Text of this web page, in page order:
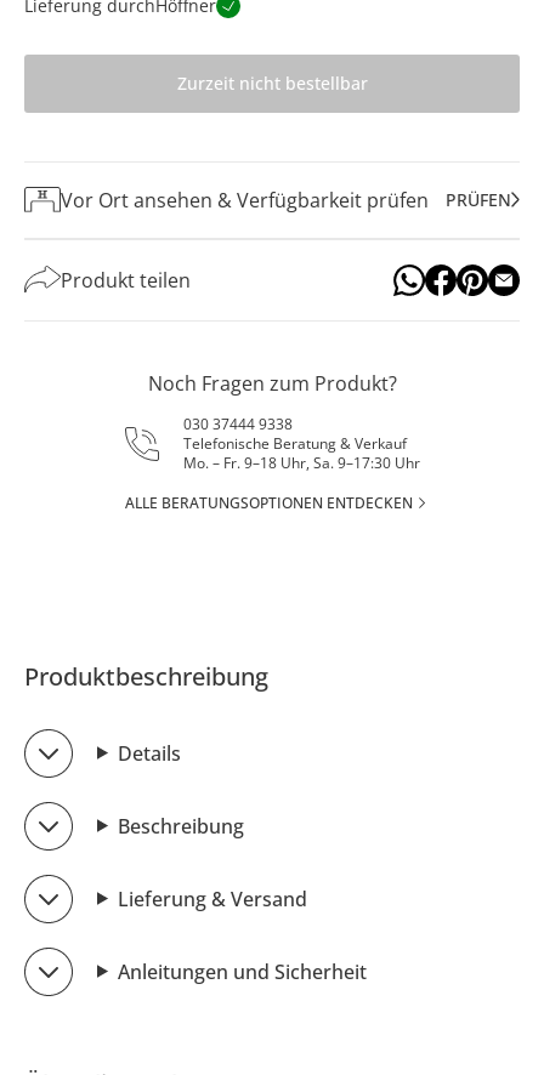
Lieferung durchHöffner
Zurzeit nicht bestellbar
Vor Ort ansehen & Verfügbarkeit prüfen PRÜFEN
Produkt teilen
Noch Fragen zum Produkt?
030 37444 9338
Telefonische Beratung & Verkauf
Mo. – Fr. 9–18 Uhr, Sa. 9–17:30 Uhr
ALLE BERATUNGSOPTIONEN ENTDECKEN
Produktbeschreibung
Details
Beschreibung
Lieferung & Versand
Anleitungen und Sicherheit